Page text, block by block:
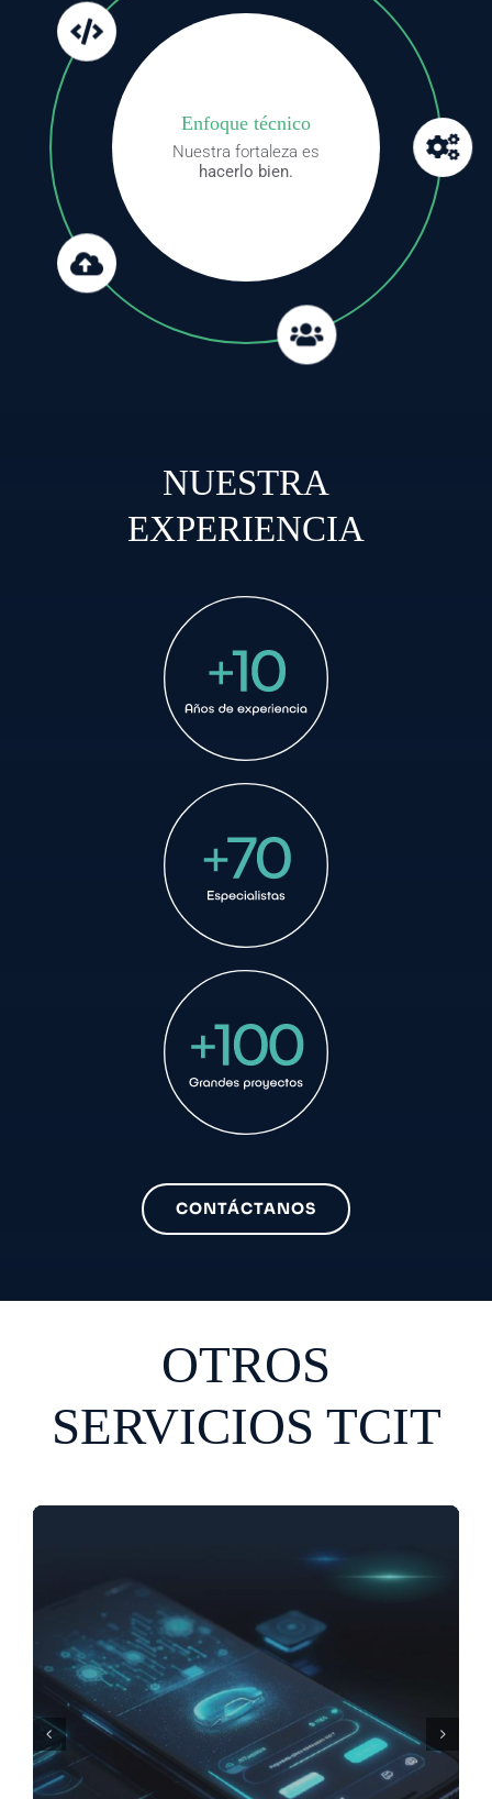
Enfoque técnico
Nuestra fortaleza es
hacerlo bien.
NUESTRA
EXPERIENCIA
CONTÁCTANOS
OTROS
SERVICIOS TCIT